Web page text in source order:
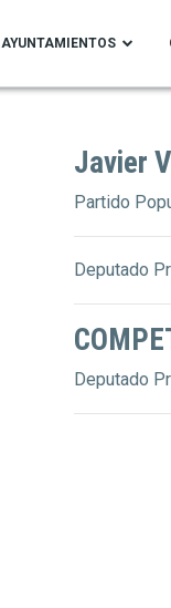
AYUNTAMIENTOS
Javier
Partido
Deputado
Deputado